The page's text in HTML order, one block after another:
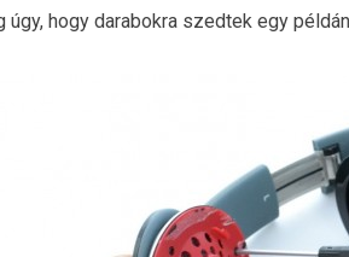
úgy, hogy darabokra szedtek egy